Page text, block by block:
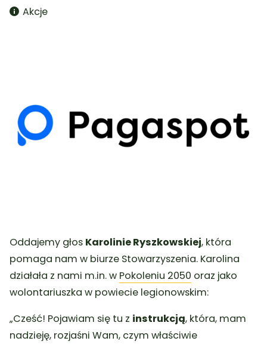
Akcje
Oddajemy głos Karolinie Ryszkowskiej, która
pomaga nam w biurze Stowarzyszenia. Karolina
działała z nami m.in. w Pokoleniu 2050 oraz jako
wolontariuszka w powiecie legionowskim:
„Cześć! Pojawiam się tu z instrukcją, która, mam
nadzieję, rozjaśni Wam, czym właściwie